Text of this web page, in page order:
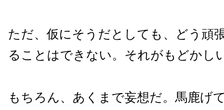
ただ、仮にそうだとしても、どう頑
ることはできない。それがもどかし
もちろん、あくまで妄想だ。馬鹿げ